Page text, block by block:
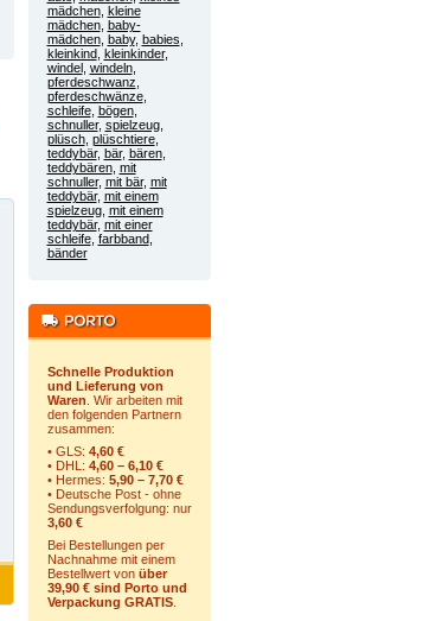
mädchen, kleine
mädchen, baby-
mädchen, baby, babies
kleinkind, kleinkinder,
windel, windeln,
pferdeschwanz
pferdeschwänze,
schleife, bögen,
schnuller, spielzeug,
plüsch, plüschtiere,
teddybär, bär, bären,
teddybären, mit
schnuller, mit bär, mit
teddybär, mit einem
spielzeug, mit einem
teddybär, mit einer
schleife, farbband,
bänder
Schnelle Produktion
und Lieferung von
Waren . Wir arbeiten mit
den folgenden Partnern
zusammen:
• GLS: 4,60 €
• DHL: 4,60 – 6,10 €
• Hermes: 5,90 – 7,70 €
• Deutsche Post - ohne
Sendungsverfolgung: nur
3,60 €
Bei Bestellungen per
Nachnahme mit einem
Bestellwert von über
39,90 € sind Porto und
Verpackung GRATIS.